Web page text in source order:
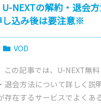
U-NEXTの解約・退会
し込み後は要注意※
VOD
この記事では、U-NEXT無
退会方法について詳しく説
存在するサービスでよくあ